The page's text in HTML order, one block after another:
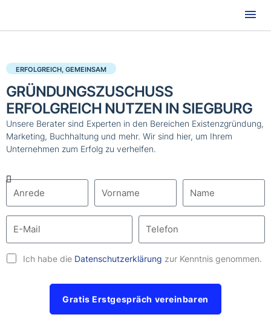
ERFOLGREICH, GEMEINSAM
GRÜNDUNGSZUSCHUSS
ERFOLGREICH NUTZEN IN SIEGBURG
Unsere Berater sind Experten in den Bereichen Existenzgründung,
Marketing, Buchhaltung und mehr. Wir sind hier, um Ihrem
Unternehmen zum Erfolg zu verhelfen.
Ich habe die Datenschutzerklärung zur Kenntnis genommen.
Gratis Erstgespräch vereinbaren